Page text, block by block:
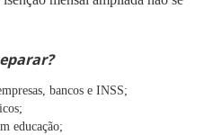
bancos e INSS;
educação;